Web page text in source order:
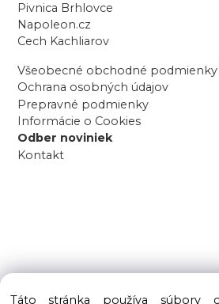
Pivnica Brhlovce
Napoleon.cz
Cech Kachliarov
Všeobecné obchodné podmienky
Ochrana osobných údajov
Prepravné podmienky
Informácie o Cookies
Odber noviniek
Kontakt
Táto stránka používa súbory